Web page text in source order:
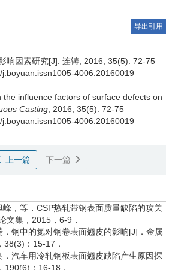
导出引用
响因素研究[J]. 连铸, 2016, 35(5): 72-75
4006.20160019
the influence factors of surface defects on
Casting , 2016, 35(5): 72-75
4006.20160019
上一篇 下一篇
，等．CSP热轧带钢表面质量缺陷的攻关
文集，2015，6-9．
钢中的氮对钢卷表面翘皮的影响[J]．金属
：15-17．
汽车用冷轧钢板表面翘皮缺陷产生原因探
190(6)：16-18．